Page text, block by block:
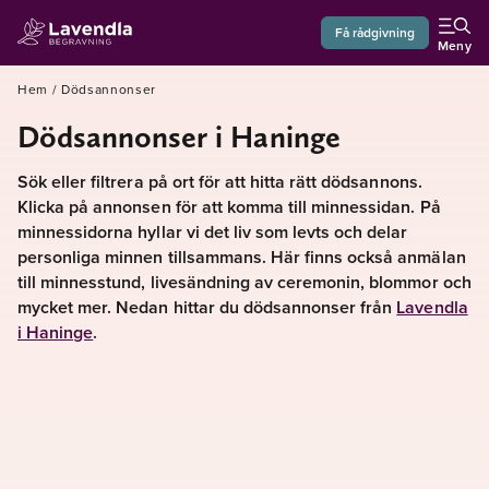
Få rådgivning
Meny
Hem / Dödsannonser
Dödsannonser i Haninge
Sök eller filtrera på ort för att hitta rätt dödsannons.
Klicka på annonsen för att komma till minnessidan. På
minnessidorna hyllar vi det liv som levts och delar
personliga minnen tillsammans. Här finns också anmälan
till minnesstund, livesändning av ceremonin, blommor och
mycket mer. Nedan hittar du dödsannonser från Lavendla
i Haninge.